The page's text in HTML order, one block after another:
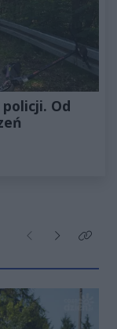
Od
Poprzednie
NastępneKliknij